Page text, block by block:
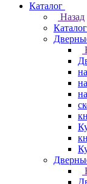
Каталог
Назад
Каталог